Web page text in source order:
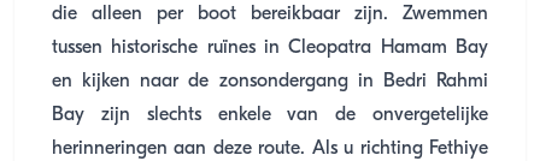
die alleen per boot bereikbaar zijn. Zwemmen
tussen historische ruïnes in Cleopatra Hamam Bay
en kijken naar de zonsondergang in Bedri Rahmi
Bay zijn slechts enkele van de onvergetelijke
herinneringen aan deze route. Als u richting Fethiye